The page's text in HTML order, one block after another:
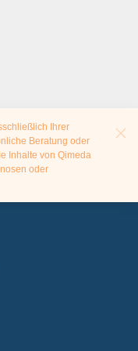
Ihrer
Beratung oder
Inhalte von Qimeda
oder